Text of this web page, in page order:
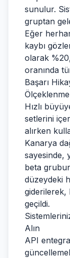
sunulur.
gruptan
Eğer
kaybı
olarak
oranında
Başarı
Ölçeklenme
Hızlı
setlerini
alırken
Kanarya
sayesinde,
beta
düzeydeki
geçildi.
Alın
API